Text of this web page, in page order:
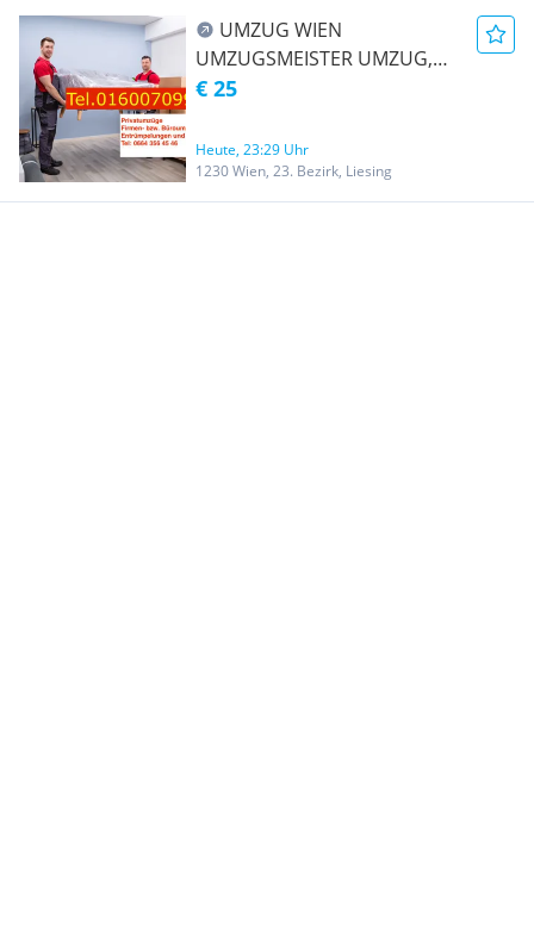
UMZUG WIEN
UMZUGSMEISTER UMZUG,
TRANSPORT,
RÄUMUNG
€ 25
Heute, 23:29 Uhr
1230 Wien, 23. Bezirk, Liesing